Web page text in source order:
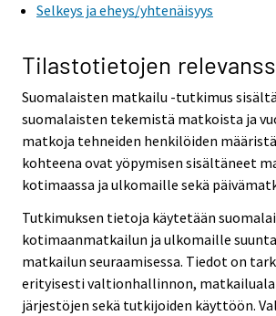
Selkeys ja eheys/yhtenäisyys
Tilastotietojen
Suomalaisten matkailu -tutkimus
suomalaisten tekemistä matkoista ja
matkoja tehneiden henkilöiden
kohteena ovat yöpymisen sisältäneet
kotimaassa ja ulkomaille sekä
Tutkimuksen tietoja käytetään
kotimaanmatkailun ja ulkomaille
matkailun seuraamisessa. Tiedot on
erityisesti valtionhallinnon,
järjestöjen sekä tutkijoiden käyttöön.